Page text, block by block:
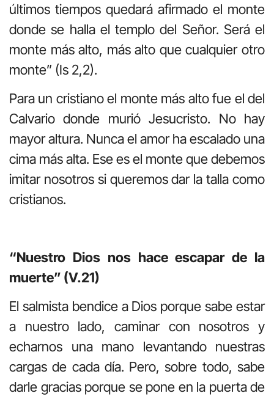
últimos tiempos quedará afirmado el monte
donde se halla el templo del Señor. Será el
monte más alto, más alto que cualquier otro
monte” (Is 2,2).
Para un cristiano el monte más alto fue el del
Calvario donde murió Jesucristo. No hay
mayor altura. Nunca el amor ha escalado una
cima más alta. Ese es el monte que debemos
imitar nosotros si queremos dar la talla como
cristianos.
“Nuestro Dios nos hace escapar de la
muerte” (V.21)
El salmista bendice a Dios porque sabe estar
a nuestro lado, caminar con nosotros y
echarnos una mano levantando nuestras
cargas de cada día. Pero, sobre todo, sabe
darle gracias porque se pone en la puerta de